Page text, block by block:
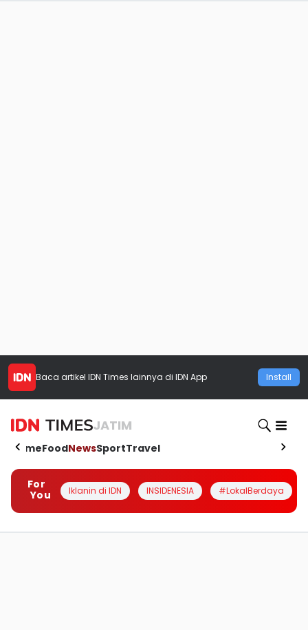
Baca artikel IDN Times lainnya di IDN App Install
JATIM
HomeFoodNewsSportTravel
For
You
Iklanin di IDN INSIDENESIA #LokalBerdaya